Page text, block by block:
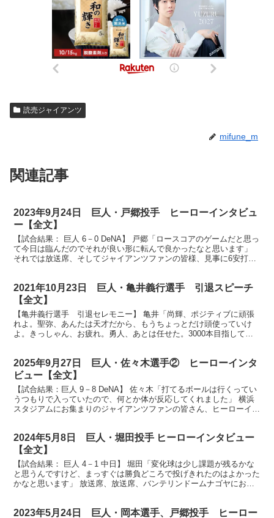
読売ジャイアンツ
mifune_m
関連記事
2023年9月24日 巨人・戸郷投手 ヒーローインタビュ
ー【全文】
【試合結果： 巨人 6－0 DeNA】 戸郷「ロースコアのゲームだと思っ
て今日は臨んだのでそれが良い形に転んで良かったなと思います」
それでは放送席、そしてジャイアンツファンの皆様、見事に6安打完
2021年10月23日 巨人・亀井義行選手 引退スピーチ
【全文】
【亀井義行選手 引退セレモニー】 亀井「尚輝、ポジティブに頑張
れよ。聖弥、あんたは天才だから、もうちょっとだけ頭使っていけ
よ。きっしゃん、お疲れ。勇人、あとは任せた。3000本目指して頑
2025年9月27日 巨人・佐々木選手② ヒーローインタ
ビュー【全文】
【試合結果：巨人 9－8 DeNA】 佐々木「打てるボールは行くってい
うつもりで入っていたので、何とか体が反応してくれました」 横浜
スタジアムにお集まりのジャイアンツファンの皆さん、ヒーローイン
2024年5月8日 巨人・堀田投手 ヒーローインタビュー
【全文】
【試合結果： 巨人 4－1 中日】 堀田「変化球は少し課題が残るかな
と思うんですけど、まっすぐは勝負どころで投げきれたのはよかった
かなと思います」 放送席、放送席、バンテリンドームナゴヤにお越
2023年5月24日 巨人・岡本選手、戸郷投手 ヒーロー